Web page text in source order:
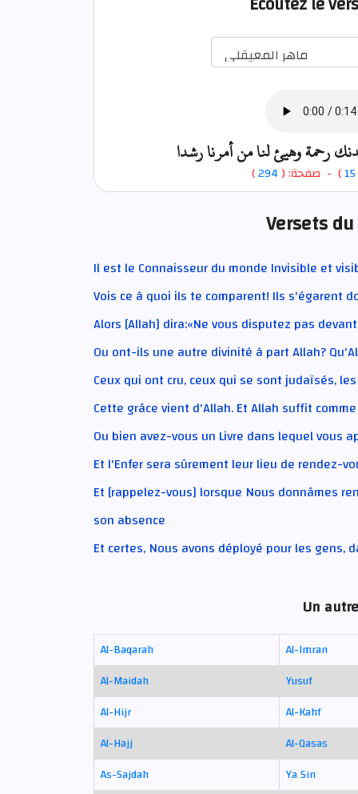
رحمة وهيئ لنا من أمرنا رشدا
15) - صفحة: ( 294
)
Versets
Il est le Connaisseur du monde Invisible et
Vois ce à quoi ils te comparent! Ils s'égarent
Alors [Allah] dira:«Ne vous disputez pas
Ou ont-ils une autre divinité à part Allah?
Ceux qui ont cru, ceux qui se sont judaïsés,
Cette grâce vient d'Allah. Et Allah suffit
Ou bien avez-vous un Livre dans lequel vous
Et l'Enfer sera sûrement leur lieu de rendez-
Et [rappelez-vous] lorsque Nous donnâmes
son absence
Et certes, Nous avons déployé pour les gens,
Un
Al-Baqarah
Al-Imran
Al-Maidah
Yusuf
Al-Hijr
Al-Kahf
Al-Hajj
Al-Qasas
As-Sajdah
Ya Sin